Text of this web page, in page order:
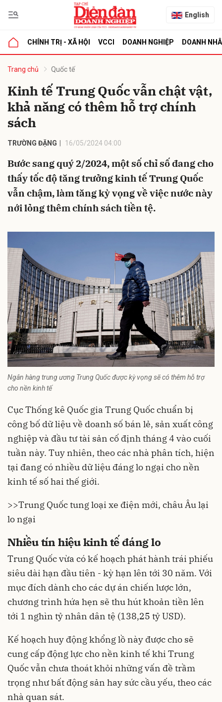
English
CHÍNH TRỊ - XÃ HỘI VCCI DOANH NGHIỆP DOANH
Trang chủ Quốc tế
Kinh tế Trung Quốc vẫn chật vật,
khả năng có thêm hỗ trợ chính
sách
TRƯỜNG ĐẶNG 16/05/2024 04:00
Bước sang quý 2/2024, một số chỉ số đang cho
thấy tốc độ tăng trưởng kinh tế Trung Quốc
vẫn chậm, làm tăng kỳ vọng về việc nước này
nới lỏng thêm chính sách tiền tệ.
Ngân hàng trung ương Trung Quốc được kỳ vọng sẽ có thêm hỗ trợ
cho nền kinh tế
Cục Thống kê Quốc gia Trung Quốcchuẩn bị
công bố dữ liệu về doanh số bán lẻ, sản xuất công
nghiệp và đầu tư tài sản cố định tháng 4 vào cuối
tuần này. Tuy nhiên, theo các nhà phân tích, hiện
tại đang có nhiều dữ liệu đáng lo ngại cho nền
kinh tế số hai thế giới.
>>Trung Quốc tung loại xe điện mới, châu Âu lại
lo ngại
Nhiều tín hiệu kinh tế đáng lo
Trung Quốc vừa có kế hoạch phát hành trái phiếu
siêu dài hạn đầu tiên - kỳ hạn lên tới 30 năm. Với
mục đích dành cho các dự án chiến lược lớn,
chương trình hứa hẹn sẽ thu hút khoản tiền lên
tới 1 nghìn tỷ nhân dân tệ (138,25 tỷ USD).
Kế hoạch huy động khổng lồ này được cho sẽ
cung cấp động lực cho nền kinh tế khi Trung
Quốc vẫn chưa thoát khỏi những vấn đề trầm
trọng như bất động sản hay sức cầu yếu, theo các
nhà quan sát.
luận
Hủy